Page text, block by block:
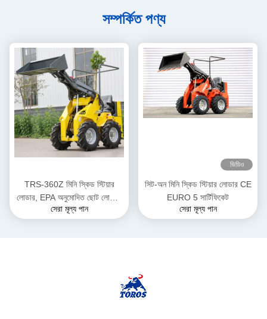
সম্পর্কিত পণ্য
TRS-360Z মিনি স্কিড স্টিয়ার
লোডার, EPA অনুমোদিত ছোট লোডার,
ডিজেল চালিত, একাধিক রঙের বিকল্প
সেরা মূল্য পান
ভিডিও
সিট-অন মিনি স্কিড স্টিয়ার লোডার CE
EURO 5 সার্টিফিকেট
সেরা মূল্য পান